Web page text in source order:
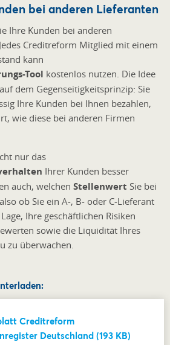
bei anderen Lieferanten
Ihre Kunden bei anderen
Creditreform Mitglied mit einem
kann
Tool kostenlos nutzen. Die Idee
dem Gegenseitigkeitsprinzip: Sie
Ihre Kunden bei Ihnen bezahlen,
wie diese bei anderen Firmen
nur das
Ihrer Kunden besser
auch, welchen Stellenwert Sie bei
ob Sie ein A-, B- oder C-Lieferant
Ihre geschäftlichen Risiken
sowie die Liquidität Ihres
zu überwachen.
Creditreform
Deutschland (193 KB)